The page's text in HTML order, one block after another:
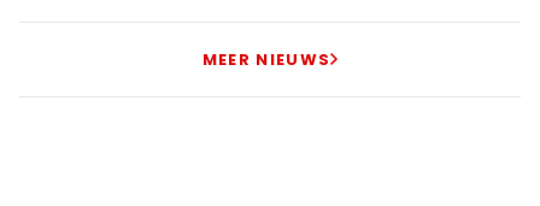
MEER NIEUWS